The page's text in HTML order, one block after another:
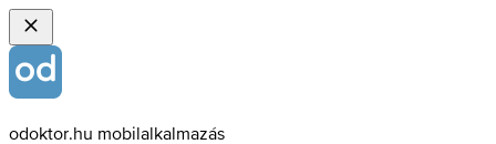
odoktor.hu mobilalkalmazás